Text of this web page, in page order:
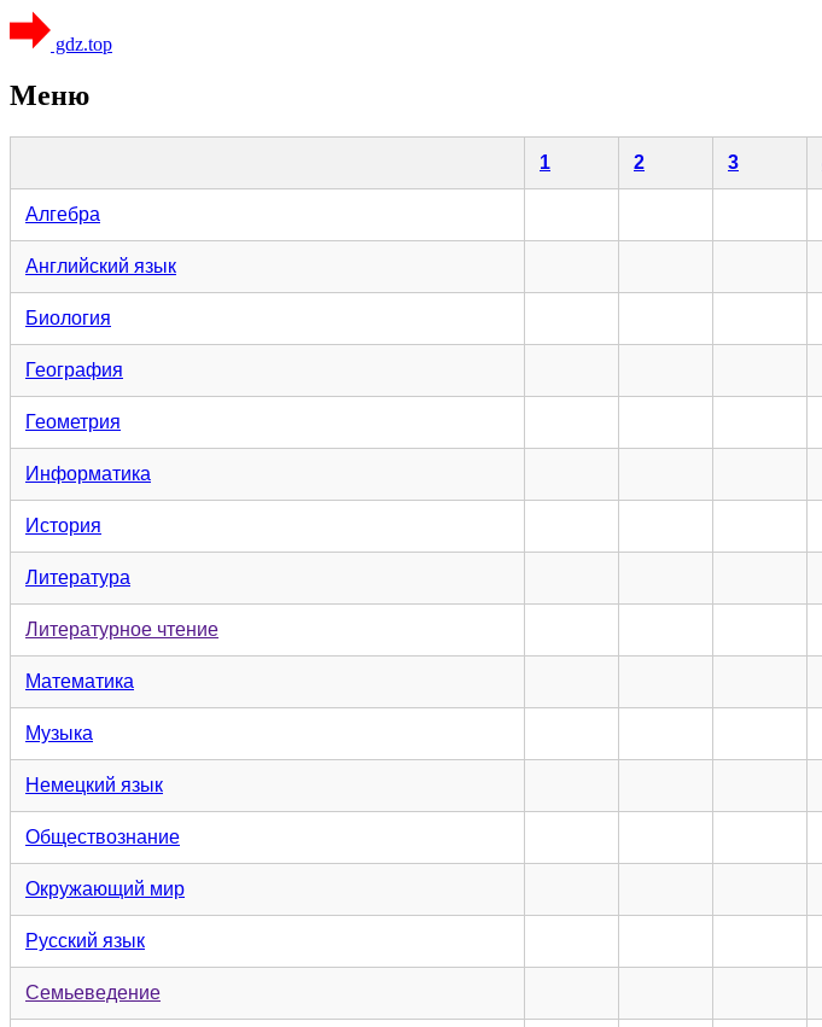
gdz.top
Меню
1 2 3
Алгебра
Английский язык
Биология
География
Геометрия
Информатика
История
Литература
Литературное чтение
Математика
Музыка
Немецкий язык
Обществознание
Окружающий мир
Русский язык
Семьеведение